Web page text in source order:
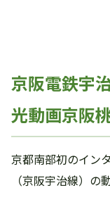
京阪電鉄宇
光動画京阪
京都南部初のイン
（京阪宇治線）の